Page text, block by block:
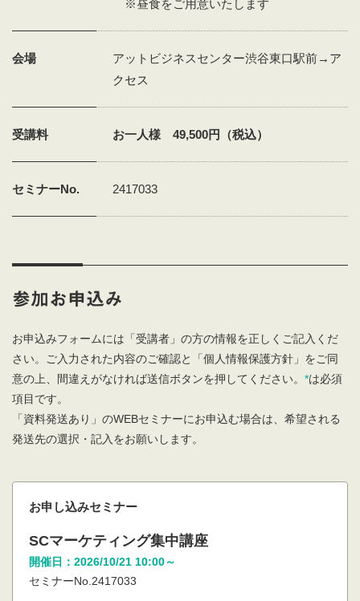
※昼食をご用意いたします
会場 アットビジネスセンター渋谷東口駅前→ ア
クセス
受講料 お一人様 49,500円（税込）
セミナーNo. 2417033
参加お申込み
お申込みフォームには「受講者」の方の情報を正しくご記入くだ
さい。ご入力された内容のご確認と「個人情報保護方針」をご同
意の上、間違えがなければ送信ボタンを押してください。 *は必須
項目です。
「資料発送あり」のWEBセミナーにお申込む場合は、希望される
発送先の選択・記入をお願いします。
お申し込みセミナー
SCマーケティング集中講座
開催日：2026/10/21 10:00～
セミナーNo.2417033